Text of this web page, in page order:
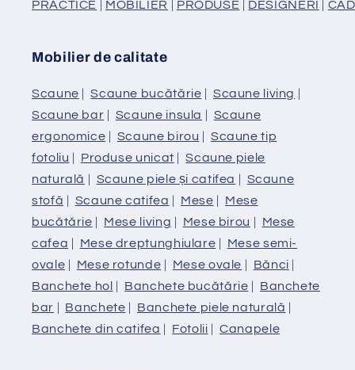
PRACTICE | MOBILIER | PRODUSE | DESIGNERI |
Mobilier de calitate
Scaune |Scaune bucătărie | Scaune living |
Scaune bar | Scaune insula | Scaune
ergonomice | Scaune birou | Scaune tip
fotoliu | Produse unicat |Scaune piele
naturală | Scaune piele și catifea | Scaune
stofă | Scaune catifea | Mese | Mese
bucătărie | Mese living | Mese birou | Mese
cafea | Mese dreptunghiulare | Mese semi-
ovale | Mese rotunde | Mese ovale | Bănci |
Banchete hol | Banchete bucătărie | Banchete
bar | Banchete | Banchete piele naturală |
Banchete din catifea | Fotolii |Canapele